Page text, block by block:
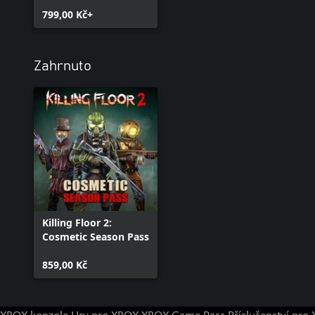
799,00 Kč+
Zahrnuto
Killing Floor 2:
Cosmetic Season Pass
859,00 Kč